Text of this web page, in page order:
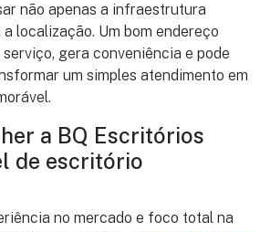
não apenas a infraestrutura
localização. Um bom endereço
serviço, gera conveniência e pode
um simples atendimento em
a BQ Escritórios
de escritório
no mercado e foco total na